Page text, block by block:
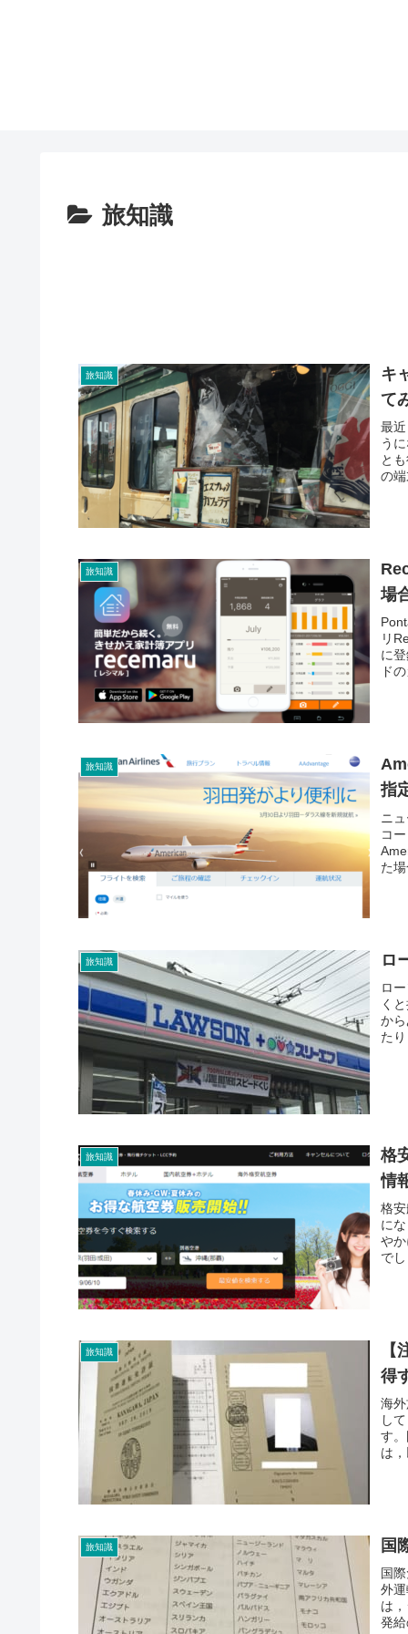
旅知識
旅知識
キ
て
最
う
と
の
旅知識
場
リ
に
ド
旅知識
指
ニ
コ
た
旅知識 ロ
ロ
く
か
た
旅知識
格
情
格
に
や
で
旅知識
得
海
し
す
は
旅知識 国
国
外
は
発